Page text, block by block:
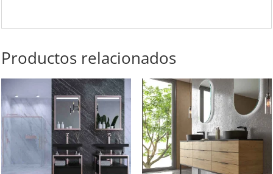
Productos relacionados